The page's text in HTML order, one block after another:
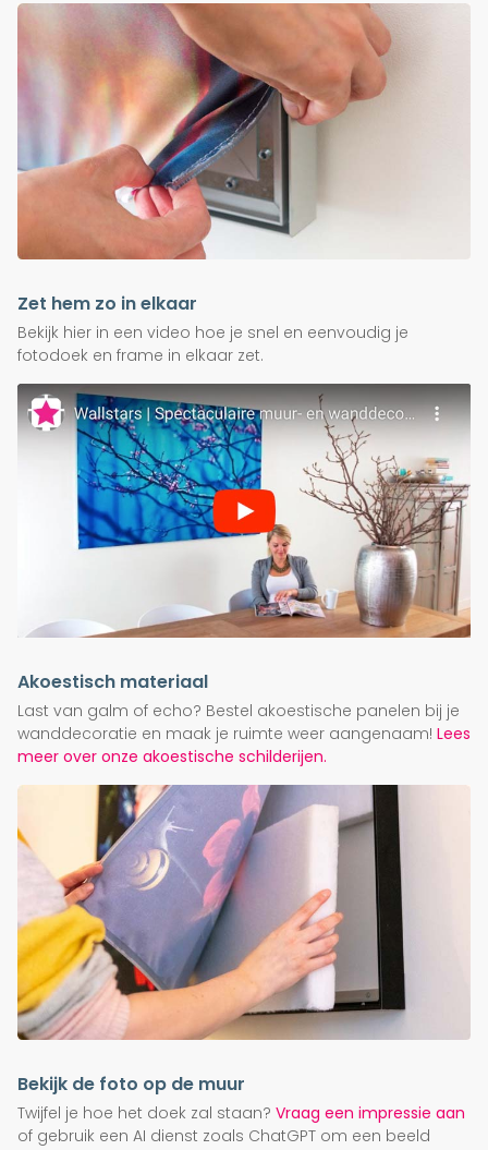
Zet hem zo in elkaar
Bekijk hier in een video hoe je snel en eenvoudig je
fotodoek en frame in elkaar zet.
Akoestisch materiaal
Last van galm of echo? Bestel akoestische panelen bij je
wanddecoratie en maak je ruimte weer aangenaam! Lees
meer over onze akoestische schilderijen.
Bekijk de foto op de muur
Twijfel je hoe het doek zal staan? Vraag een impressie aan
of gebruik een AI dienst zoals ChatGPT om een beeld